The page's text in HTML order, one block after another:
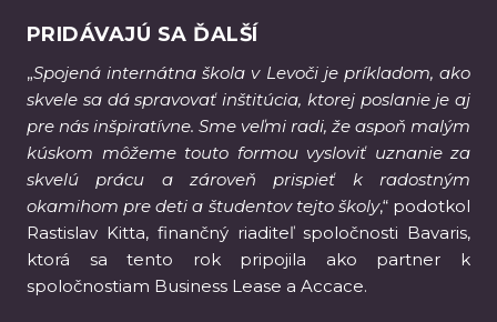
PRIDÁVAJÚ SA ĎALŠÍ
„Spojená internátna škola v Levoči je príkladom, ako
skvele sa dá spravovať inštitúcia, ktorej poslanie je aj
pre nás inšpiratívne. Sme veľmi radi, že aspoň malým
kúskom môžeme touto formou vysloviť uznanie za
skvelú prácu a zároveň prispieť k radostným
okamihom pre deti a študentov tejto školy,“ podotkol
Rastislav Kitta, finančný riaditeľ spoločnosti Bavaris,
ktorá sa tento rok pripojila ako partner k
spoločnostiam Business Lease a Accace.